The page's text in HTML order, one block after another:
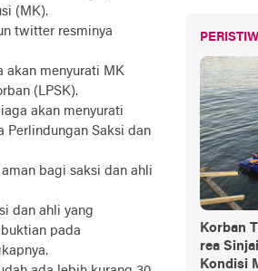
(MK).
twitter resminya
akan menyurati MK
(LPSK).
akan menyurati
Perlindungan Saksi dan
bagi saksi dan ahli
dan ahli yang
pada
Korban
rea
Kondisi